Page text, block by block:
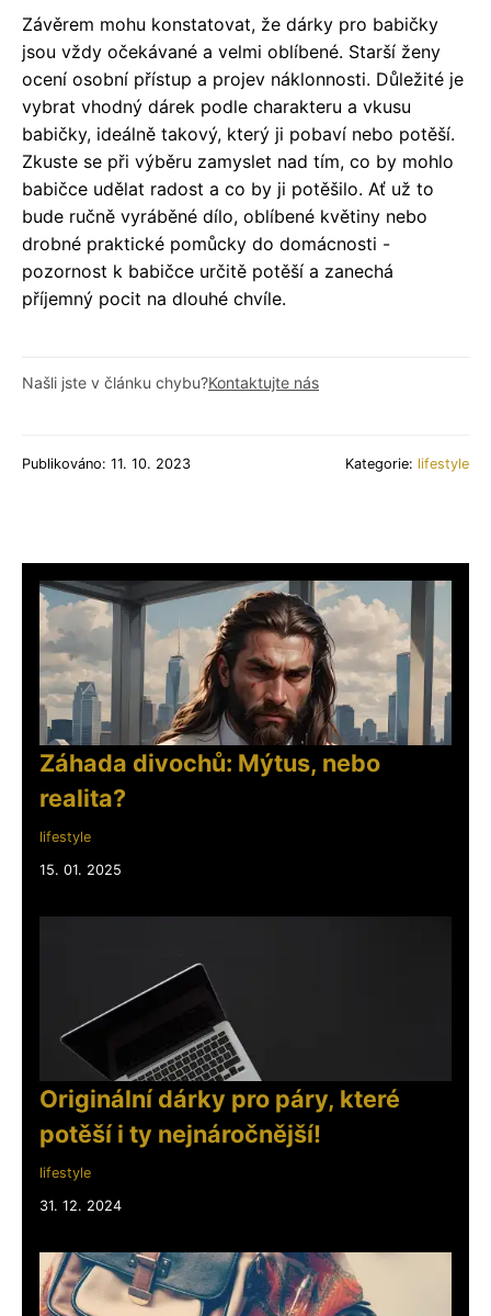
Závěrem mohu konstatovat, že dárky pro babičky
jsou vždy očekávané a velmi oblíbené. Starší ženy
ocení osobní přístup a projev náklonnosti. Důležité je
vybrat vhodný dárek podle charakteru a vkusu
babičky, ideálně takový, který ji pobaví nebo potěší.
Zkuste se při výběru zamyslet nad tím, co by mohlo
babičce udělat radost a co by ji potěšilo. Ať už to
bude ručně vyráběné dílo, oblíbené květiny nebo
drobné praktické pomůcky do domácnosti -
pozornost k babičce určitě potěší a zanechá
příjemný pocit na dlouhé chvíle.
Našli jste v článku chybu?Kontaktujte nás
Publikováno: 11. 10. 2023 Kategorie: lifestyle
Záhada divochů: Mýtus, nebo
realita?
lifestyle
15. 01. 2025
Originální dárky pro páry, které
potěší i ty nejnáročnější!
lifestyle
31. 12. 2024